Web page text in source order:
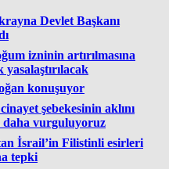
Devlet Başkanı
izninin artırılmasına
konuşuyor
şebekesinin aklını
daha vurguluyoruz
İsrail’in Filistinli esirleri
tepki